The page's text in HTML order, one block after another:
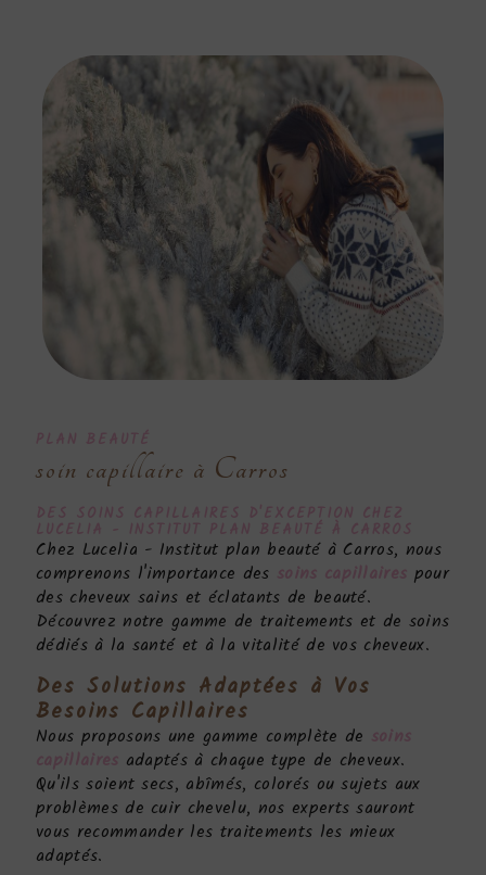
PLAN BEAUTÉ
soin capillaire à Carros
DES SOINS CAPILLAIRES D'EXCEPTION CHEZ
LUCELIA - INSTITUT PLAN BEAUTÉ À CARROS
Chez Lucelia - Institut plan beauté à Carros, nous
comprenons l'importance des soins capillaires pour
des cheveux sains et éclatants de beauté.
Découvrez notre gamme de traitements et de soins
dédiés à la santé et à la vitalité de vos cheveux.
Des Solutions Adaptées à Vos
Besoins Capillaires
Nous proposons une gamme complète de soins
capillaires adaptés à chaque type de cheveux.
Qu'ils soient secs, abîmés, colorés ou sujets aux
problèmes de cuir chevelu, nos experts sauront
vous recommander les traitements les mieux
adaptés.